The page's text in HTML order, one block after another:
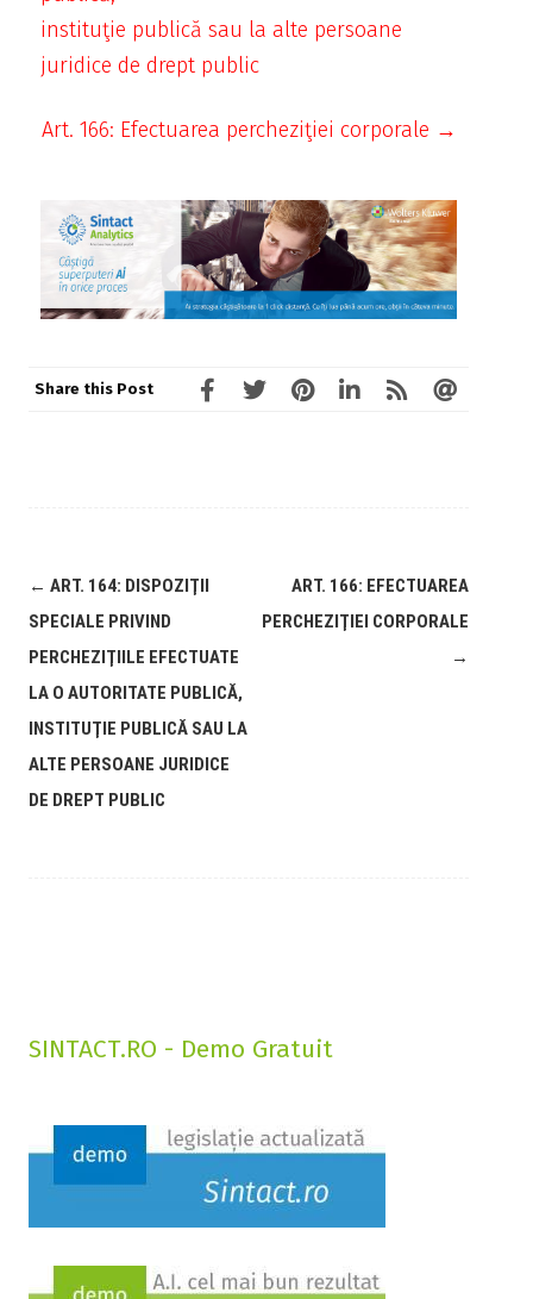
instituţie publică sau la alte persoane
juridice de drept public
Art. 166: Efectuarea percheziţiei corporale →
Share this Post
← ART. 164: DISPOZIŢII
SPECIALE PRIVIND
PERCHEZIŢIILE EFECTUATE
LA O AUTORITATE PUBLICĂ,
INSTITUŢIE PUBLICĂ SAU LA
ALTE PERSOANE JURIDICE
DE DREPT PUBLIC
ART. 166: EFECTUAREA
PERCHEZIŢIEI CORPORALE
→
SINTACT.RO - Demo Gratuit